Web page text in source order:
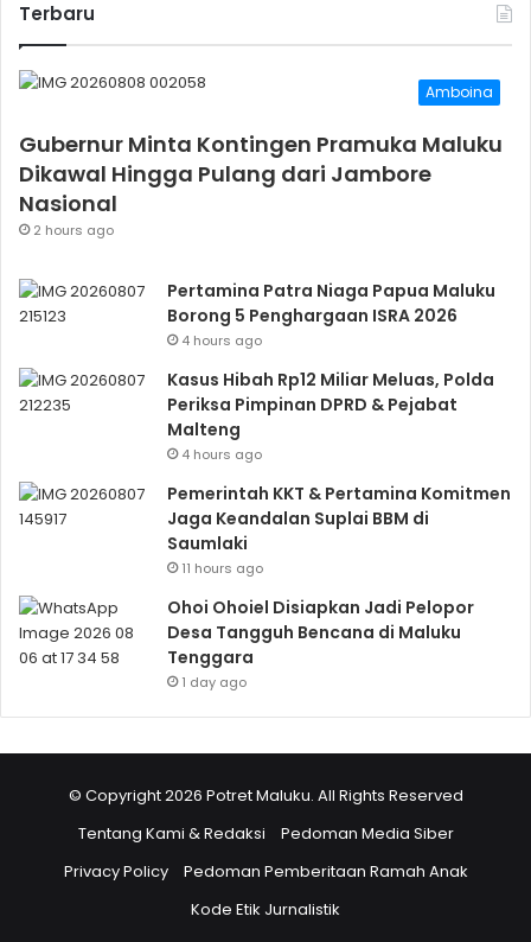
Terbaru
Amboina
Gubernur Minta Kontingen Pramuka Maluku
Dikawal Hingga Pulang dari Jambore
Nasional
2 hours ago
Pertamina Patra Niaga Papua Maluku
Borong 5 Penghargaan ISRA 2026
4 hours ago
Kasus Hibah Rp12 Miliar Meluas, Polda
Periksa Pimpinan DPRD & Pejabat
Malteng
4 hours ago
Pemerintah KKT & Pertamina Komitmen
Jaga Keandalan Suplai BBM di
Saumlaki
11 hours ago
Ohoi Ohoiel Disiapkan Jadi Pelopor
Desa Tangguh Bencana di Maluku
Tenggara
1 day ago
© Copyright 2026 Potret Maluku. All Rights Reserved
Tentang Kami & Redaksi
Pedoman Media Siber
Privacy Policy
Pedoman Pemberitaan Ramah Anak
Kode Etik Jurnalistik